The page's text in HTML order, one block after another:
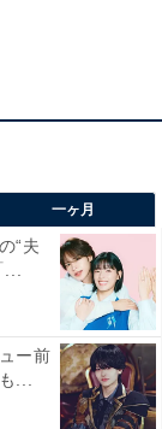
一ヶ月
“夫
...
ー前
...